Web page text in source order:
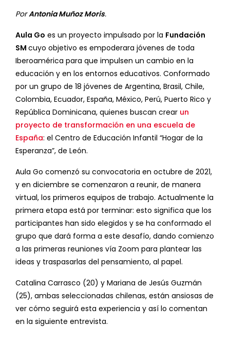
PorAntonia Muñoz Moris.
Aula Go es un proyecto impulsado por la Fundación
SM cuyo objetivo es empoderara jóvenes de toda
Iberoamérica para que impulsen un cambio en la
educación y en los entornos educativos. Conformado
por un grupo de 18 jóvenes de Argentina, Brasil, Chile,
Colombia, Ecuador, España, México, Perú, Puerto Rico y
República Dominicana, quienes buscan crear un
proyecto de transformación en una escuela de
España: el Centro de Educación Infantil “Hogar de la
Esperanza”, de León.
Aula Go comenzó su convocatoria en octubre de 2021,
y en diciembre se comenzaron a reunir, de manera
virtual, los primeros equipos de trabajo. Actualmente la
primera etapa está por terminar: esto significa que los
participantes han sido elegidos y se ha conformado el
grupo que dará forma a este desafío, dando comienzo
a las primeras reuniones vía Zoom para plantear las
ideas y traspasarlas del pensamiento, al papel.
Catalina Carrasco (20) y Mariana de Jesús Guzmán
(25), ambas seleccionadas chilenas, están ansiosas de
ver cómo seguirá esta experiencia y así lo comentan
en la siguiente entrevista.